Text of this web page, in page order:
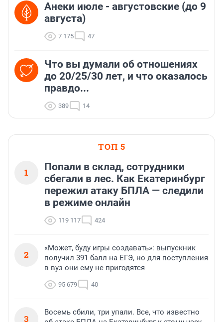
Анеки июле - августовские (до 9
августа)
7 175 47
Что вы думали об отношениях
до 20/25/30 лет, и что оказалось
правдо...
389 14
ТОП 5
1
Попали в склад, сотрудники
сбегали в лес. Как Екатеринбург
пережил атаку БПЛА — следили
в режиме онлайн
119 117 424
2
«Может, буду игры создавать»: выпускник
получил 391 балл на ЕГЭ, но для поступления
в вуз они ему не пригодятся
95 679 40
3
Восемь сбили, три упали. Все, что известно